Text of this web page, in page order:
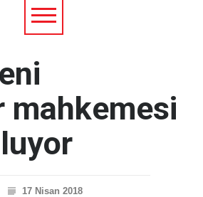
mahkemesi
17 Nisan 2018